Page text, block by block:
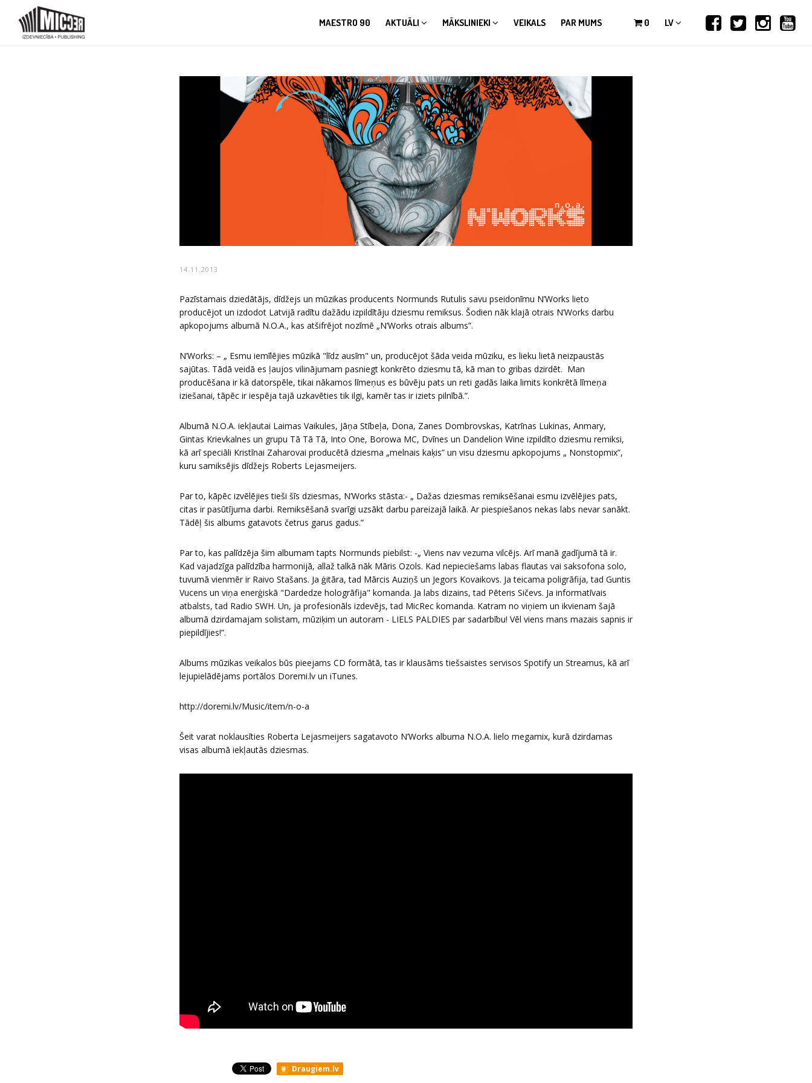
MAESTRO 90 AKTUĀLI MĀKSLINIEKI VEIKALS PAR MUMS 0 LV
14.11.2013
Pazīstamais dziedātājs, dīdžejs un mūzikas producents Normunds Rutulis savu pseidonīmu N’Works lieto
producējot un izdodot Latvijā radītu dažādu izpildītāju dziesmu remiksus. Šodien nāk klajā otrais N’Works darbu
apkopojums albumā N.O.A., kas atšifrējot nozīmē „N’Works otrais albums”.
N’Works: – „ Esmu iemīlējies mūzikā "līdz ausīm" un, producējot šāda veida mūziku, es lieku lietā neizpaustās
sajūtas. Tādā veidā es ļaujos vilinājumam pasniegt konkrēto dziesmu tā, kā man to gribas dzirdēt. Man
producēšana ir kā datorspēle, tikai nākamos līmeņus es būvēju pats un reti gadās laika limits konkrētā līmeņa
iziešanai, tāpēc ir iespēja tajā uzkavēties tik ilgi, kamēr tas ir iziets pilnībā.”.
Albumā N.O.A. iekļautai Laimas Vaikules, Jāņa Stībeļa, Dona, Zanes Dombrovskas, Katrīnas Lukinas, Anmary,
Gintas Krievkalnes un grupu Tā Tā Tā, Into One, Borowa MC, Dvīnes un Dandelion Wine izpildīto dziesmu remiksi,
kā arī speciāli Kristīnai Zaharovai producētā dziesma „melnais kaķis” un visu dziesmu apkopojums „ Nonstopmix”,
kuru samiksējis dīdžejs Roberts Lejasmeijers.
Par to, kāpēc izvēlējies tieši šīs dziesmas, N’Works stāsta:- „ Dažas dziesmas remiksēšanai esmu izvēlējies pats,
citas ir pasūtījuma darbi. Remiksēšanā svarīgi uzsākt darbu pareizajā laikā. Ar piespiešanos nekas labs nevar sanākt.
Tādēļ šis albums gatavots četrus garus gadus.”
Par to, kas palīdzēja šim albumam tapts Normunds piebilst: -„ Viens nav vezuma vilcējs. Arī manā gadījumā tā ir.
Kad vajadzīga palīdzība harmonijā, allaž talkā nāk Māris Ozols. Kad nepieciešams labas flautas vai saksofona solo,
tuvumā vienmēr ir Raivo Stašans. Ja ģitāra, tad Mārcis Auziņš un Jegors Kovaikovs. Ja teicama poligrāfija, tad Guntis
Vucens un viņa enerģiskā "Dardedze hologrāfija" komanda. Ja labs dizains, tad Pēteris Sičevs. Ja informatīvais
atbalsts, tad Radio SWH. Un, ja profesionāls izdevējs, tad MicRec komanda. Katram no viņiem un ikvienam šajā
albumā dzirdamajam solistam, mūziķim un autoram - LIELS PALDIES par sadarbību! Vēl viens mans mazais sapnis ir
piepildījies!”.
Albums mūzikas veikalos būs pieejams CD formātā, tas ir klausāms tiešsaistes servisos Spotify un Streamus, kā arī
lejupielādējams portālos Doremi.lv un iTunes.
http://doremi.lv/Music/item/n-o-a
Šeit varat noklausīties Roberta Lejasmeijers sagatavoto N’Works albuma N.O.A. lielo megamix, kurā dzirdamas
visas albumā iekļautās dziesmas.
Draugiem.lv